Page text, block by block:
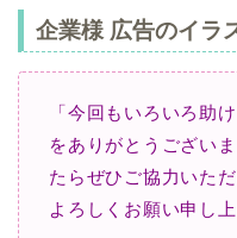
企業様 広告のイラ
「今回もいろいろ助
をありがとうございま
たらぜひご協力いた
よろしくお願い申し上